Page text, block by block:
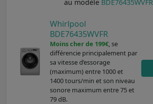
au modèle BDE76435WVFR
Whirlpool
BDE76435WVFR
Moins cher de 199€, se
différencie principalement par
sa vitesse d’essorage
(maximum) entre 1000 et
1400 tours/min et son niveau
sonore maximum entre 75 et
79 dB.